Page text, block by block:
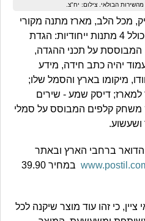
הבולאי. צילום: יח"צ.
מכל הלב, מארז מתנה מקורי
ונפלא זה לכל בני המשפחה הכולל 4 מתנות ייחודיות: הגדת
המבוססת על תכני ההגדה,
עמוד יהיה כתב חידה, מידע
מיקומו בארץ והסמל שלו;
למארז; דיסק שמע - שירים
משחק קלפים המבוסס על סמלי
ושעשוע.
הדואר ברחבי הארץ ובאתר
במחיר 39.90
ציין, כי זהו עוד מוצר שיקנה לכל